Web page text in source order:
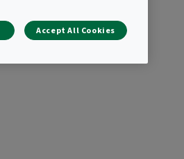
Accept All Cookies